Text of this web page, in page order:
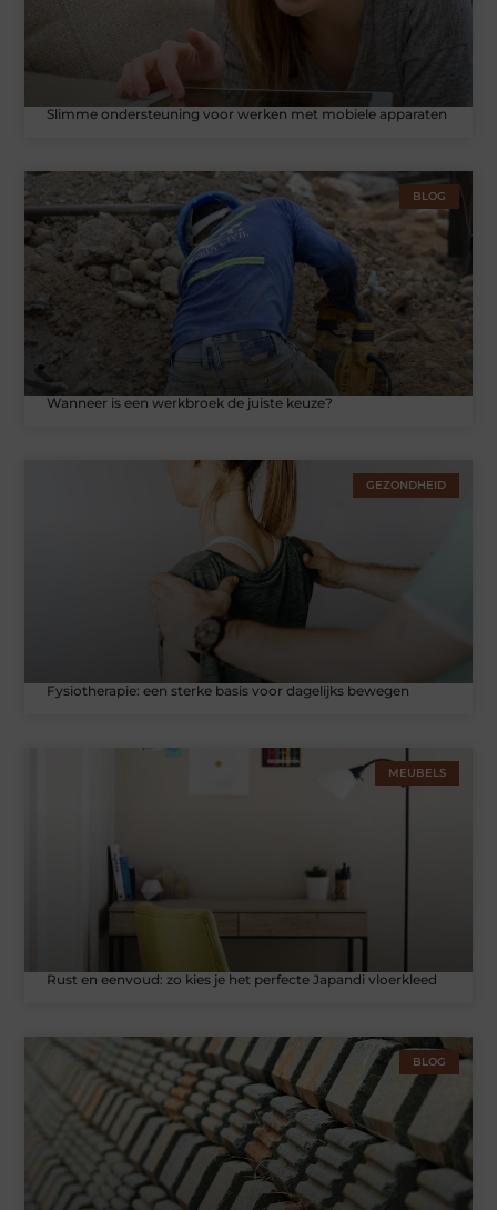
Slimme ondersteuning voor werken met mobiele apparaten
BLOG
Wanneer is een werkbroek de juiste keuze?
GEZONDHEID
Fysiotherapie: een sterke basis voor dagelijks bewegen
MEUBELS
Rust en eenvoud: zo kies je het perfecte Japandi vloerkleed
BLOG